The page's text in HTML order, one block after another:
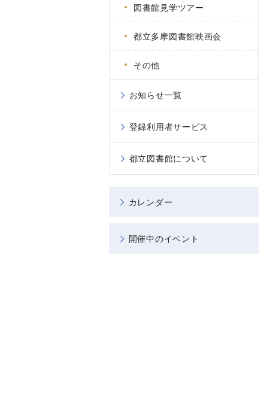
図書館見学ツアー
都立多摩図書館映画会
その他
お知らせ一覧
登録利用者サービス
都立図書館について
カレンダー
開催中のイベント